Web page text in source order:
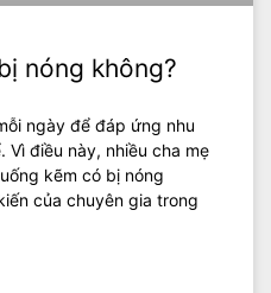
nóng không?
ngày để đáp ứng nhu
điều này, nhiều cha mẹ
kẽm có bị nóng
của chuyên gia trong